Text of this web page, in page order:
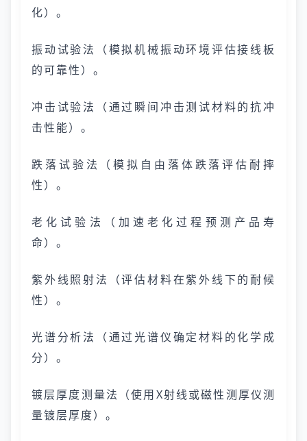
化）。
振动试验法（模拟机械振动环境评估接线板
的可靠性）。
冲击试验法（通过瞬间冲击测试材料的抗冲
击性能）。
跌落试验法（模拟自由落体跌落评估耐摔
性）。
老化试验法（加速老化过程预测产品寿
命）。
紫外线照射法（评估材料在紫外线下的耐候
性）。
光谱分析法（通过光谱仪确定材料的化学成
分）。
镀层厚度测量法（使用X射线或磁性测厚仪测
量镀层厚度）。